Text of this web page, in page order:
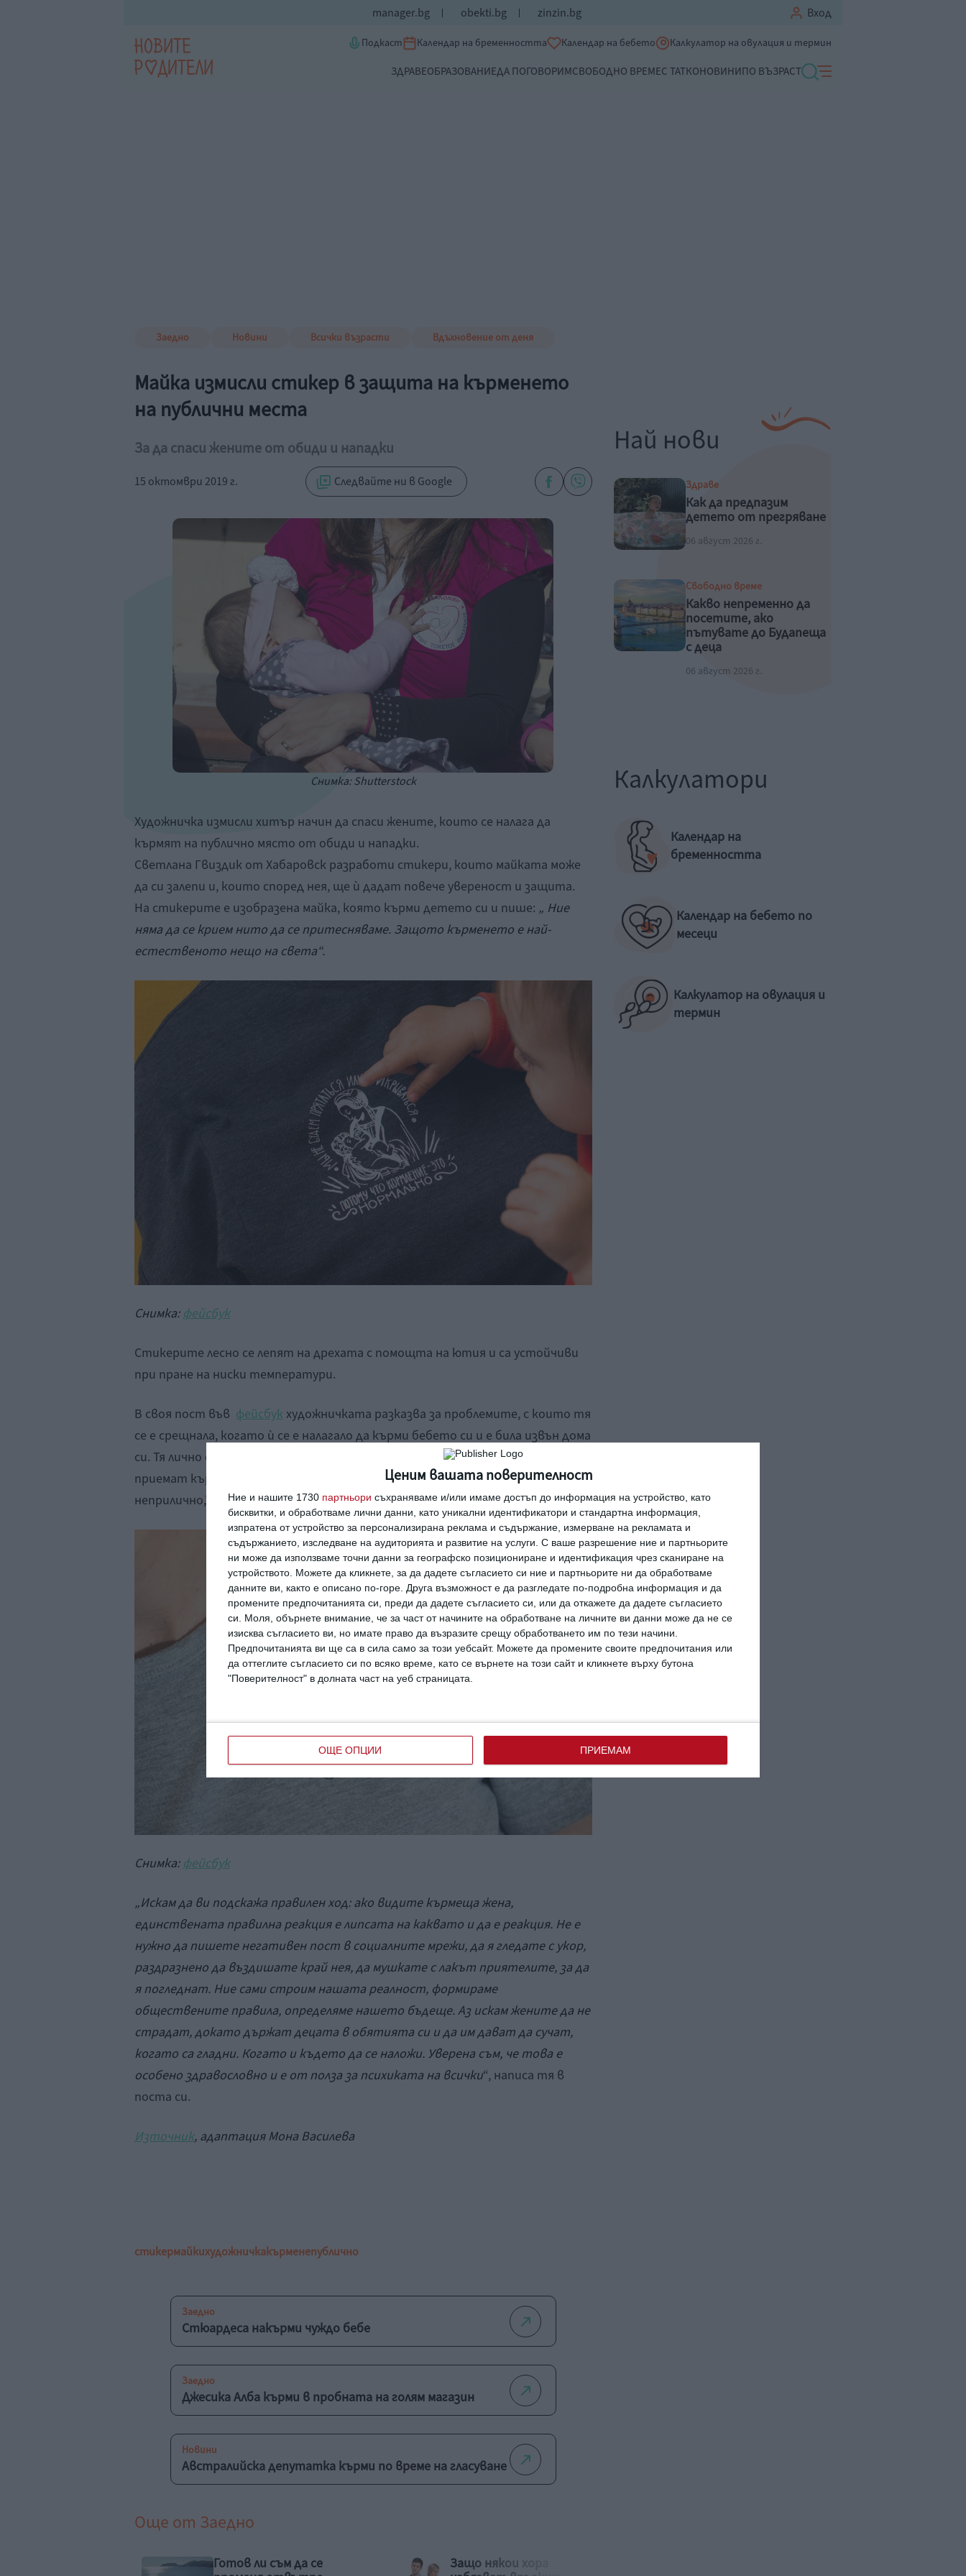
Ценим вашата поверителност
Ние и нашите 1730 партньори съхраняваме и/или имаме достъп до информация на устройство, като
бисквитки, и обработваме лични данни, като уникални идентификатори и стандартна информация,
изпратена от устройство за персонализирана реклама и съдържание, измерване на рекламата и
съдържанието, изследване на аудиторията и развитие на услуги. С ваше разрешение ние и партньорите
ни може да използваме точни данни за географско позициониране и идентификация чрез сканиране на
устройството. Можете да кликнете, за да дадете съгласието си ние и партньорите ни да обработваме
данните ви, както е описано по-горе. Друга възможност е да разгледате по-подробна информация и да
промените предпочитанията си, преди да дадете съгласието си, или да откажете да дадете съгласието
си.
Моля, обърнете внимание, че за част от начините на обработване на личните ви данни може да не се
изисква съгласието ви, но имате право да възразите срещу обработването им по тези начини.
Предпочитанията ви ще са в сила само за този уебсайт. Можете да промените своите предпочитания или
да оттеглите съгласието си по всяко време, като се върнете на този сайт и кликнете върху бутона
"Поверителност" в долната част на уеб страницата.
ОЩЕ ОПЦИИ ПРИЕМАМ
manager.bg obekti.bg zinzin.bg Вход
Подкаст Календар на бременността Календар на бебето Калкулатор на овулация и термин
ЗДРАВЕОБРАЗОВАНИЕДА ПОГОВОРИМСВОБОДНО ВРЕМЕС ТАТКОНОВИНИПО ВЪЗРАСТ
Заедно Новини Всички възрасти Вдъхновение от деня
Майка измисли стикер в защита на кърменето
на публични места
За да спаси жените от обиди и нападки
15 октомври 2019 г. Следвайте ни в Google
Снимка: Shutterstock
Художничка измисли хитър начин да спаси жените, които се налага да
кърмят на публично място от обиди и нападки.
Светлана Гвиздик от Хабаровск разработи стикери, които майката може
да си залепи и, които според нея, ще ѝ дадат повече увереност и защита.
На стикерите е изобразена майка, която кърми детето си и пише: „ Ние
няма да се крием нито да се притесняваме. Защото кърменето е най-
естественото нещо на света“.
Снимка:фейсбук
Стикерите лесно се лепят на дрехата с помощта на ютия и са устойчиви
при пране на ниски температури.
В своя пост във фейсбукхудожничката разказва за проблемите, с които тя
се е срещнала, когато ѝ се е налагало да кърми бебето си и е била извън дома
си. Тя лично се е срещала с укорителните погледи на околните, които
приемат кърменето на публично място като нещо
неприлично,"приравнявайки го едва ли не с това да отидеш по нужда.“
Снимка:фейсбук
„Искам да ви подскажа правилен ход: ако видите кърмеща жена,
единствената правилна реакция е липсата на каквато и да е реакция. Не е
нужно да пишете негативен пост в социалните мрежи, да я гледате с укор,
раздразнено да въздишате край нея, да мушкате с лакът приятелите, за да
я погледнат. Ние сами строим нашата реалност, формираме
обществените правила, определяме нашето бъдеще. Аз искам жените да не
страдат, докато държат децата в обятията си и да им дават да сучат,
когато са гладни. Когато и където да се наложи. Уверена съм, че това е
особено здравословно и е от полза за психиката на всички“, написа тя в
поста си.
Източник, адаптация Мона Василева
стикермайкихудожничкакърменепублично
Заедно
Стюардеса накърми чуждо бебе
Заедно
Джесика Алба кърми в пробната на голям магазин
Новини
Австралийска депутатка кърми по време на гласуване
Още от Заедно
Готов ли съм да се
Защо някои хора
Най нови
Здраве
Как да предпазим
детето от прегряване
06 август 2026 г.
Свободно време
Какво непременно да
посетите, ако
пътувате до Будапеща
с деца
06 август 2026 г.
Калкулатори
Календар на
бременността
Календар на бебето по
месеци
Калкулатор на овулация и
термин